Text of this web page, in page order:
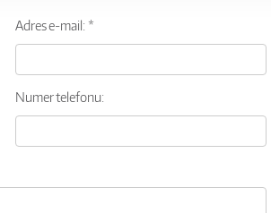
Adres e-mail: *
Numer telefonu: